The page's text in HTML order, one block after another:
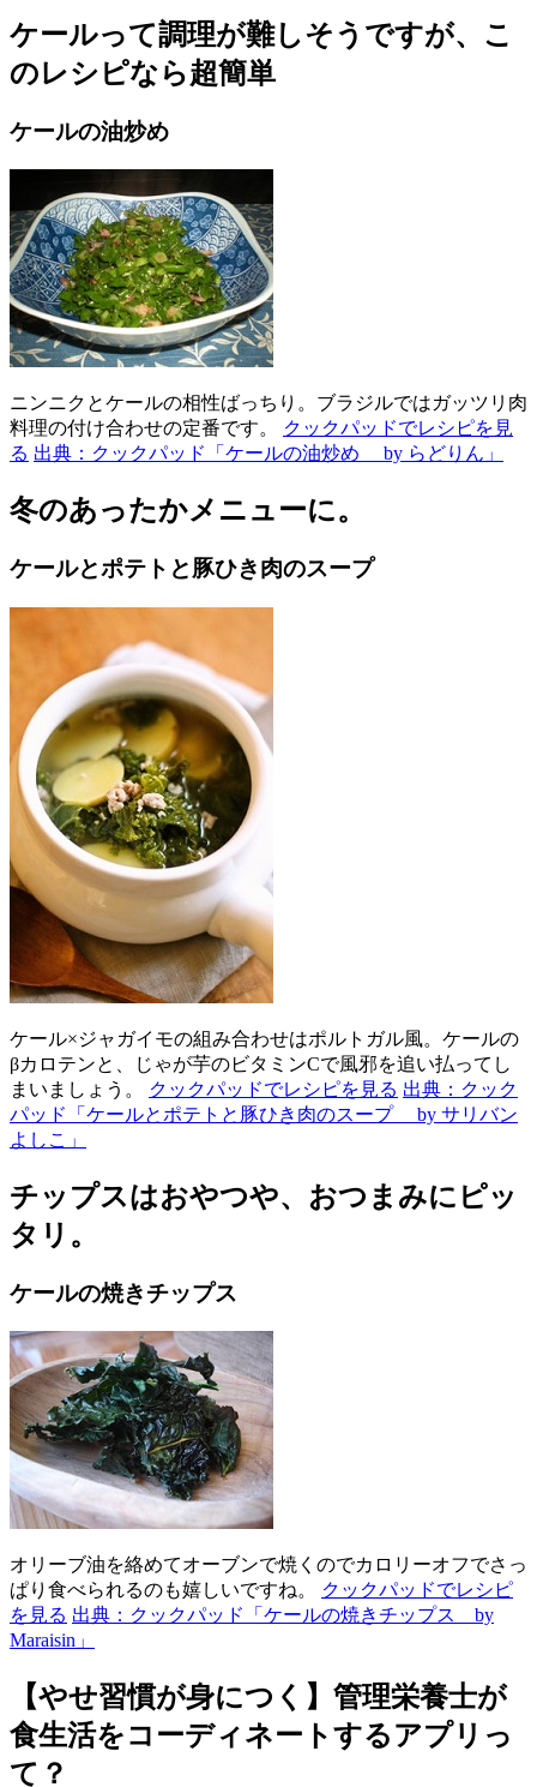
ケールって調理が難しそうですが、こ
のレシピなら超簡単
ケールの油炒め
ニンニクとケールの相性ばっちり。ブラジルではガッツリ肉
料理の付け合わせの定番です。
クックパッドでレシピを見
る 出典：クックパッド「ケールの油炒め by らどりん」
冬のあったかメニューに。
ケールとポテトと豚ひき肉のスープ
ケール×ジャガイモの組み合わせはポルトガル風。ケールの
βカロテンと、じゃが芋のビタミンCで風邪を追い払ってし
まいましょう。
クックパッドでレシピを見る 出典：クック
パッド「ケールとポテトと豚ひき肉のスープ by サリバン
よしこ」
チップスはおやつや、おつまみにピッ
タリ。
ケールの焼きチップス
オリーブ油を絡めてオーブンで焼くのでカロリーオフでさっ
ぱり食べられるのも嬉しいですね。
クックパッドでレシピ
を見る 出典：クックパッド「ケールの焼きチップス by
Maraisin」
【やせ習慣が身につく】管理栄養士が
食生活をコーディネートするアプリっ
て？